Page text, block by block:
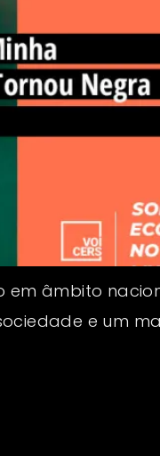
em âmbito
e um